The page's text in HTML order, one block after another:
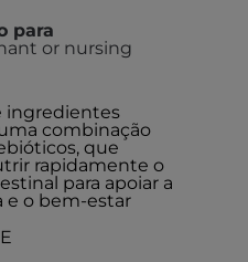
para
or nursing
ingredientes
combinação
que
rapidamente o
para apoiar a
e o bem-estar